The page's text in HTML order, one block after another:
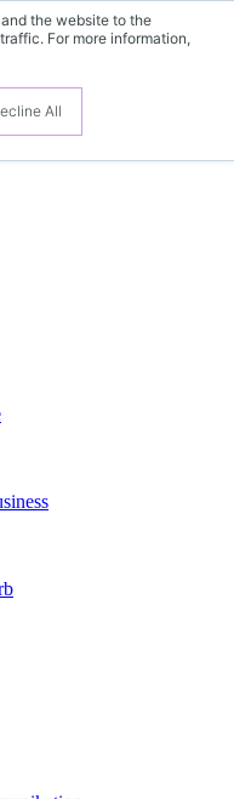
the website to the
For more information,
All